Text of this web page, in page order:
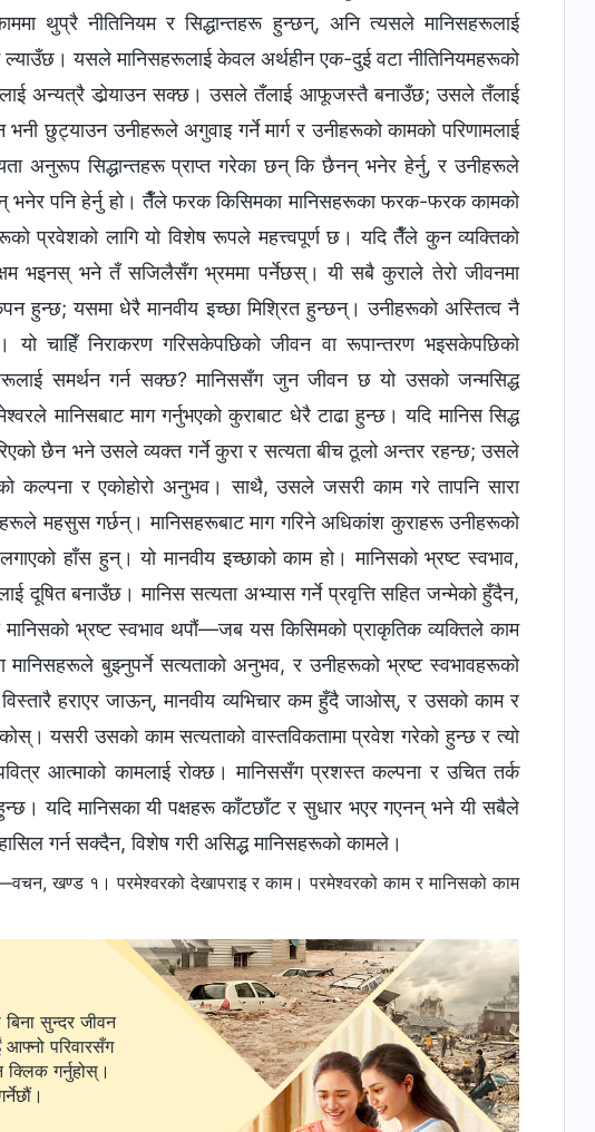
थुप्रै नीतिनियम र सिद्धान्तहरू हुन्छन्, अनि त्यसले मानिसहरूलाई
ल्याउँछ। यसले मानिसहरूलाई केवल अर्थहीन एक-दुई वटा नीतिनियमहरूको
अन्यत्रै डोर्‍याउन सक्छ। उसले तँलाई आफूजस्तै बनाउँछ; उसले तँलाई
छुट्याउन उनीहरूले अगुवाइ गर्ने मार्ग र उनीहरूको कामको परिणामलाई
अनुरूप सिद्धान्तहरू प्राप्‍त गरेका छन् कि छैनन् भनेर हेर्नु, र उनीहरूले
भनेर पनि हेर्नु हो। तैँले फरक किसिमका मानिसहरूका फरक-फरक कामको
प्रवेशको लागि यो विशेष रूपले महत्त्वपूर्ण छ। यदि तैँले कुन व्यक्तिको
भइनस् भने तँ सजिलैसँग भ्रममा पर्नेछस्। यी सबै कुराले तेरो जीवनमा
हुन्छ; यसमा धेरै मानवीय इच्छा मिश्रित हुन्छन्। उनीहरूको अस्तित्व नै
चाहिँ निराकरण गरिसकेपछिको जीवन वा रूपान्तरण भइसकेपछिको
समर्थन गर्न सक्छ? मानिससँग जुन जीवन छ यो उसको जन्मसिद्ध
मानिसबाट माग गर्नुभएको कुराबाट धेरै टाढा हुन्छ। यदि मानिस सिद्ध
छैन भने उसले व्यक्त गर्ने कुरा र सत्यता बीच ठूलो अन्तर रहन्छ; उसले
र एकोहोरो अनुभव। साथै, उसले जसरी काम गरे तापनि सारा
महसुस गर्छन्। मानिसहरूबाट माग गरिने अधिकांश कुराहरू उनीहरूको
हाँस हुन्। यो मानवीय इच्छाको काम हो। मानिसको भ्रष्‍ट स्वभाव,
बनाउँछ। मानिस सत्यता अभ्यास गर्ने प्रवृत्ति सहित जन्मेको हुँदैन,
भ्रष्‍ट स्वभाव थपौं—जब यस किसिमको प्राकृतिक व्यक्तिले काम
मानिसहरूले बुझ्‍नुपर्ने सत्यताको अनुभव, र उनीहरूको भ्रष्‍ट स्वभावहरूको
हराएर जाऊन्, मानवीय व्यभिचार कम हुँदै जाओस्, र उसको काम र
यसरी उसको काम सत्यताको वास्तविकतामा प्रवेश गरेको हुन्छ र त्यो
आत्माको कामलाई रोक्छ। मानिससँग प्रशस्‍त कल्पना र उचित तर्क
यदि मानिसका यी पक्षहरू काँटछाँट र सुधार भएर गएनन् भने यी सबैले
गर्न सक्दैन, विशेष गरी असिद्ध मानिसहरूको कामले।
खण्ड १। परमेश्‍वरको देखापराइ र काम। परमेश्‍वरको काम र मानिसको काम
सुन्दर जीवन
आफ्नो परिवारसँग
क्लिक गर्नुहोस्।